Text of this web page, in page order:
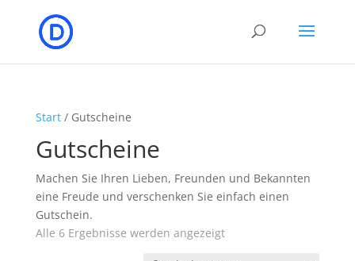
Start/ Gutscheine
Gutscheine
Machen Sie Ihren Lieben, Freunden und Bekannten
eine Freude und verschenken Sie einfach einen
Gutschein.
Alle 6 Ergebnisse werden angezeigt